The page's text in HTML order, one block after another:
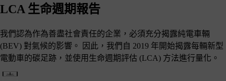
LCA 生命週期報告
我們認為作為善盡社會責任的企業，必須充分揭露純電車輛
(BEV) 對氣候的影響。 因此，我們自 2019 年開始揭露每輛新型
電動車的碳足跡，並使用生命週期評估 (LCA) 方法進行量化。